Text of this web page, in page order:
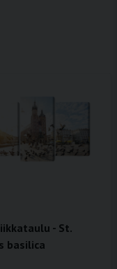
- St.
basilica